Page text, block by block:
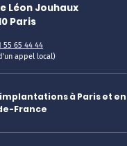
Léon Jouhaux
Paris
55 65 44 44
appel local)
à Paris et en
France